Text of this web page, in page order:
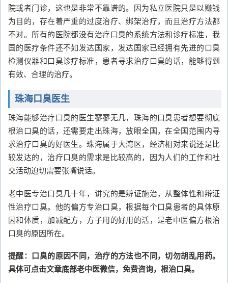
院或者门诊，这也是非常不靠谱的。因为私立医院只是以赚钱
为目的，存在着严重的过度治疗、绑架治疗，而且治疗方法都
不对。所有的医院都没有治疗口臭的系统方法和诊疗标准，我
国的医疗条件还不如发达国家，发达国家已经拥有先进的口臭
检测仪器和口臭诊疗标准，患者寻求治疗口臭的话，能够得到
有效、合理的治疗。
珠海口臭医生
珠海能够治疗口臭的医生寥寥无几，珠海的口臭患者想要彻底
根治口臭的话，还需要走出珠海，放眼全国，在全国范围内寻
求治疗口臭的好医生。珠海属于大湾区，经济相对来说还是比
较发达的，治疗口臭的需求是比较高的，因为人们的工作和社
交活动迫切需要张嘴说话。
老中医专治口臭几十年，讲究的是辨证施治，从整体性和辩证
性治疗口臭。他的偏方专治口臭，根据每个口臭患者的具体原
因和体质，加减配方，方子用的好用的活，是老中医偏方根治
口臭的原因所在。
提醒：口臭的原因不同，治疗的方法也不同，切勿胡乱用药。
具体可点击文章底部老中医微信，免费咨询，根治口臭。